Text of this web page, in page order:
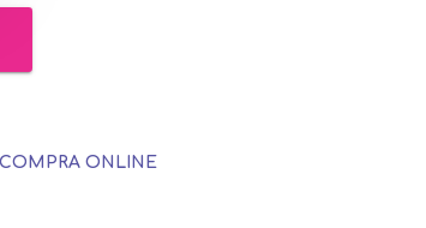
ONLINE